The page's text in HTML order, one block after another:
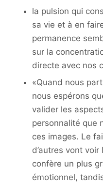
la pulsion qui
sa vie et à en
permanence
sur la
directe avec nos
«Quand nous
nous espérons
valider les
personnalité que
ces images. Le
d’autres vont
confère un plus
émotionnel,